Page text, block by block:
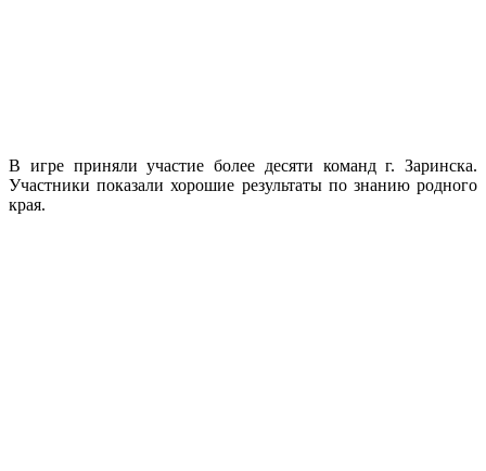
В игре приняли участие более десяти команд г. Заринска.
Участники показали хорошие результаты по знанию родного
края.